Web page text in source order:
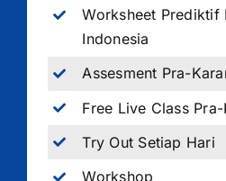
Worksheet Prediktif
Indonesia
Assesment Pra-
Free Live Class
Try Out Setiap Hari
Workshop